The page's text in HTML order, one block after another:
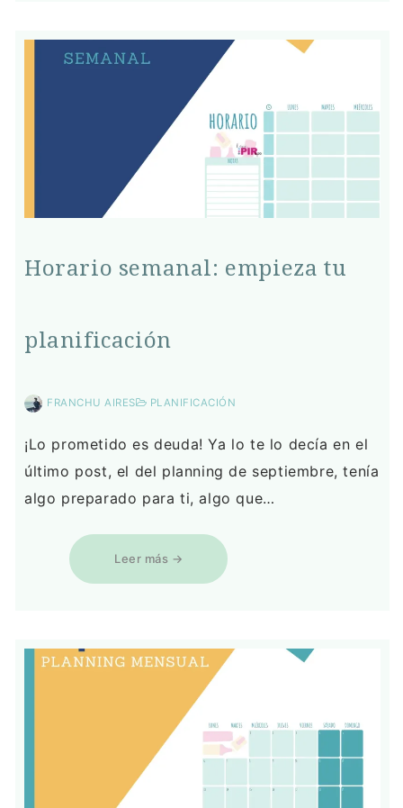
Horario semanal: empieza tu
planificación
FRANCHU AIRES PLANIFICACIÓN
¡Lo prometido es deuda! Ya lo te lo decía en el
último post, el del planning de septiembre, tenía
algo preparado para ti, algo que…
Leer más →